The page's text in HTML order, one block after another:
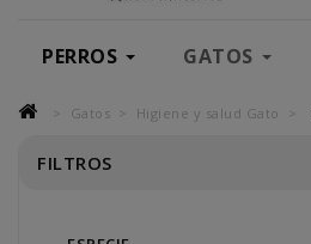
PERROS GATOS
Gatos Higiene y salud Gato
FILTROS